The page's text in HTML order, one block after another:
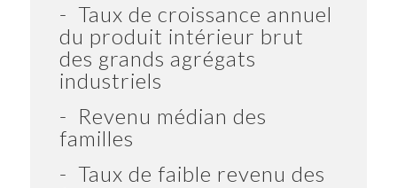
- Taux de croissance annuel
du produit intérieur brut
des grands agrégats
industriels
- Revenu médian des
familles
- Taux de faible revenu des